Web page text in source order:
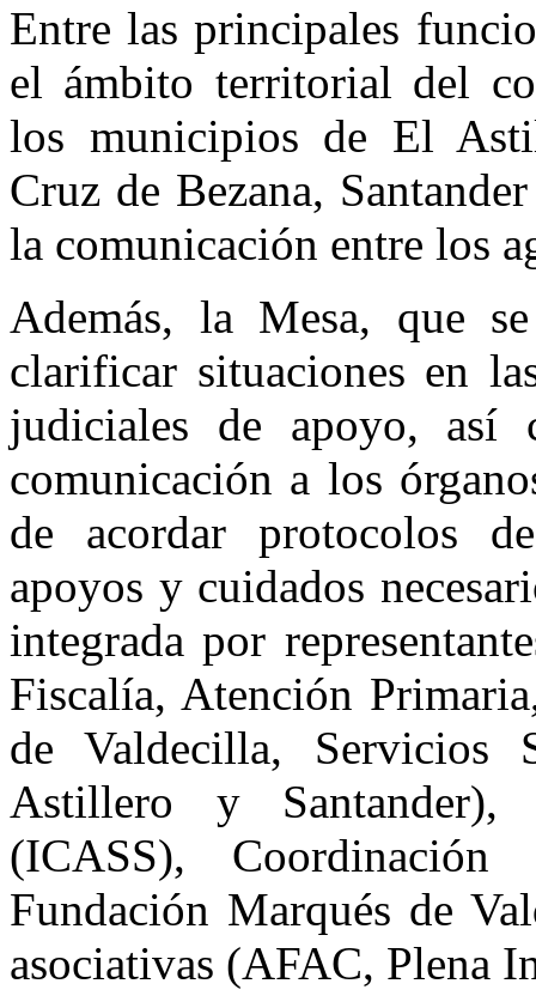
Entre las principales
el ámbito territorial del
los municipios de El
Cruz de Bezana,
la comunicación entre los
Además, la Mesa, que
clarificar situaciones en
judiciales de apoyo, así
comunicación a los
de acordar protocolos
apoyos y cuidados
integrada por
Fiscalía, Atención
de Valdecilla, Servicios
Astillero y Santander),
(ICASS),
Fundación Marqués de
asociativas (AFAC, Plena